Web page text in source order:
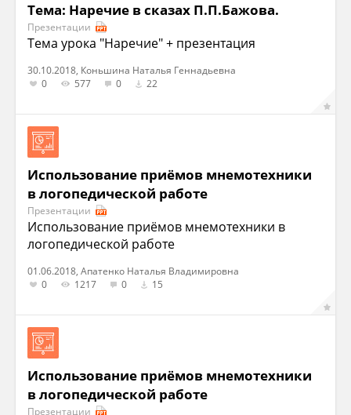
Тема: Наречие в сказах П.П.Бажова.
Презентации
Тема урока "Наречие" + презентация
30.10.2018, Коньшина Наталья Геннадьевна
0
577 0 22
Использование приёмов мнемотехники
в логопедической работе
Презентации
Использование приёмов мнемотехники в
логопедической работе
01.06.2018, Апатенко Наталья Владимировна
0
1217 0 15
Использование приёмов мнемотехники
в логопедической работе
Презентации